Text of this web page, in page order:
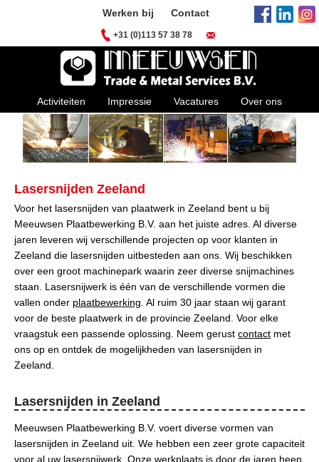
Werken bij Contact
+31 (0)113 57 38 78
Activiteiten Impressie Vacatures Over ons
Lasersnijden Zeeland
Voor het lasersnijden van plaatwerk in Zeeland bent u bij
Meeuwsen Plaatbewerking B.V. aan het juiste adres. Al diverse
jaren leveren wij verschillende projecten op voor klanten in
Zeeland die lasersnijden uitbesteden aan ons. Wij beschikken
over een groot machinepark waarin zeer diverse snijmachines
staan. Lasersnijwerk is één van de verschillende vormen die
vallen onder plaatbewerking . Al ruim 30 jaar staan wij garant
voor de beste plaatwerk in de provincie Zeeland. Voor elke
vraagstuk een passende oplossing. Neem gerust contact met
ons op en ontdek de mogelijkheden van lasersnijden in
Zeeland.
Lasersnijden in Zeeland
Meeuwsen Plaatbewerking B.V. voert diverse vormen van
lasersnijden in Zeeland uit. We hebben een zeer grote capaciteit
voor al uw lasersnijwerk. Onze werkplaats is door de jaren heen